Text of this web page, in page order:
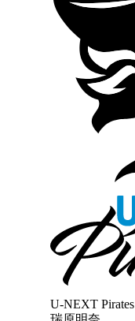
U-NEXT Pirates